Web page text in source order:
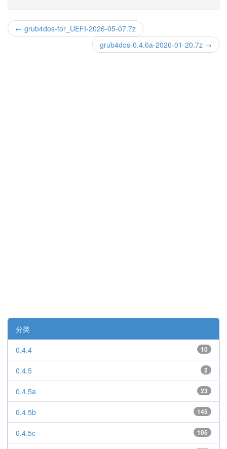
← grub4dos-for_UEFI-2026-05-07.7z
grub4dos-0.4.6a-2026-01-20.7z →
分类
10
0.4.4
2
0.4.5
23
0.4.5a
145
0.4.5b
105
0.4.5c